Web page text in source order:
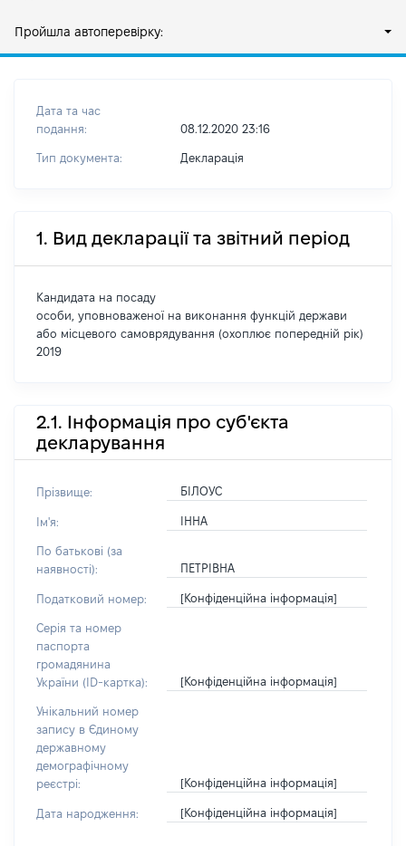
Пройшла автоперевірку:
Дата та час
подання:
08.12.2020 23:16
Тип документа: Декларація
1. Вид декларації та звітний період
Кандидата на посаду
особи, уповноваженої на виконання функцій держави
або місцевого самоврядування (охоплює попередній рік)
2019
2.1. Інформація про суб'єкта
декларування
Прізвище: БІЛОУС
Ім'я: ІННА
По батькові (за
наявності):
ПЕТРІВНА
Податковий номер: [Конфіденційна інформація]
Серія та номер
паспорта
громадянина
України (ID-картка):
[Конфіденційна інформація]
Унікальний номер
запису в Єдиному
державному
демографічному
реєстрі:
[Конфіденційна інформація]
Дата народження: [Конфіденційна інформація]